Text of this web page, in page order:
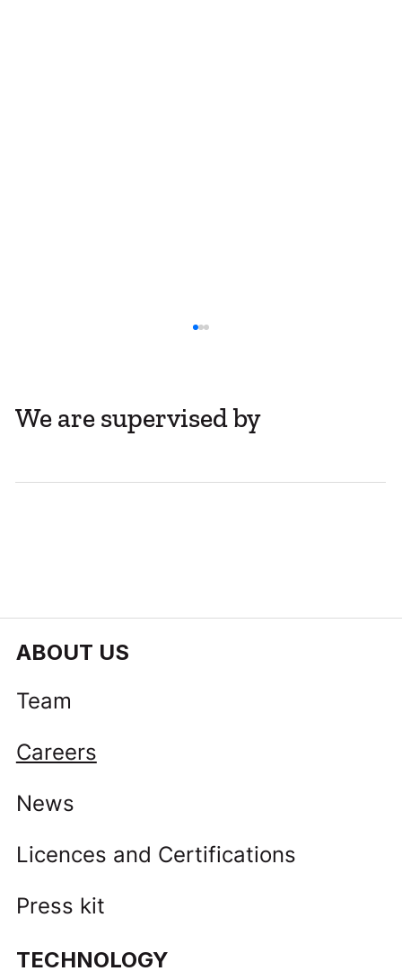
We are supervised by
ABOUT US
Team
Careers
News
Licences and Certifications
Press kit
TECHNOLOGY